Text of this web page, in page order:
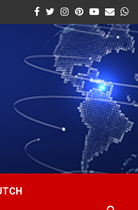
Facebook
Twitter
Instagram
Pinterest
Youtube
Email